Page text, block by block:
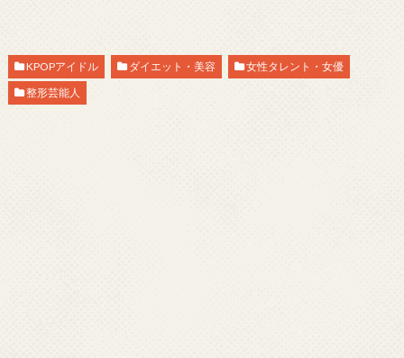
KPOPアイドル ダイエット・美容
女性タレント・女優
整形芸能人